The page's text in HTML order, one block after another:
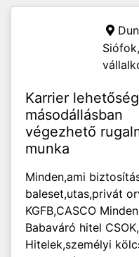
Siófok,
Karrier
másodállásban
végezhető
munka
Minden,ami
baleset,utas,privát
KGFB,CASCO
Babaváró hitel
Hitelek,személyi